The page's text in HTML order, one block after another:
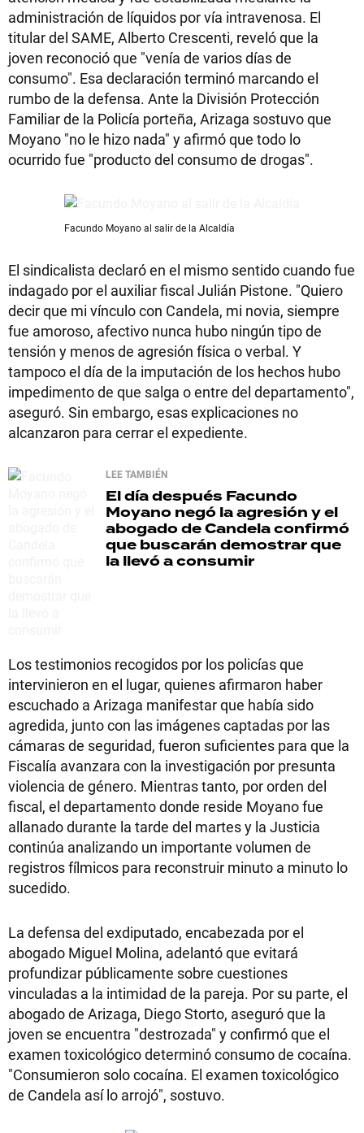
administración de líquidos por vía intravenosa. El
titular del SAME, Alberto Crescenti, reveló que la
joven reconoció que "venía de varios días de
consumo". Esa declaración terminó marcando el
rumbo de la defensa. Ante la División Protección
Familiar de la Policía porteña, Arizaga sostuvo que
Moyano "no le hizo nada" y afirmó que todo lo
ocurrido fue "producto del consumo de drogas".
Facundo Moyano al salir de la Alcaldía
El sindicalista declaró en el mismo sentido cuando fue
indagado por el auxiliar fiscal Julián Pistone. "Quiero
decir que mi vínculo con Candela, mi novia, siempre
fue amoroso, afectivo nunca hubo ningún tipo de
tensión y menos de agresión física o verbal. Y
tampoco el día de la imputación de los hechos hubo
impedimento de que salga o entre del departamento",
aseguró. Sin embargo, esas explicaciones no
alcanzaron para cerrar el expediente.
LEE TAMBIÉN
El día después Facundo
Moyano negó la agresión y el
abogado de Candela confirmó
que buscarán demostrar que
la llevó a consumir
Los testimonios recogidos por los policías que
intervinieron en el lugar, quienes afirmaron haber
escuchado a Arizaga manifestar que había sido
agredida, junto con las imágenes captadas por las
cámaras de seguridad, fueron suficientes para que la
Fiscalía avanzara con la investigación por presunta
violencia de género. Mientras tanto, por orden del
fiscal, el departamento donde reside Moyano fue
allanado durante la tarde del martes y la Justicia
continúa analizando un importante volumen de
registros fílmicos para reconstruir minuto a minuto lo
sucedido.
La defensa del exdiputado, encabezada por el
abogado Miguel Molina, adelantó que evitará
profundizar públicamente sobre cuestiones
vinculadas a la intimidad de la pareja. Por su parte, el
abogado de Arizaga, Diego Storto, aseguró que la
joven se encuentra "destrozada" y confirmó que el
examen toxicológico determinó consumo de cocaína.
"Consumieron solo cocaína. El examen toxicológico
de Candela así lo arrojó", sostuvo.